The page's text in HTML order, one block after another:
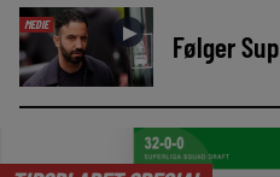
MEDIE ► Følger